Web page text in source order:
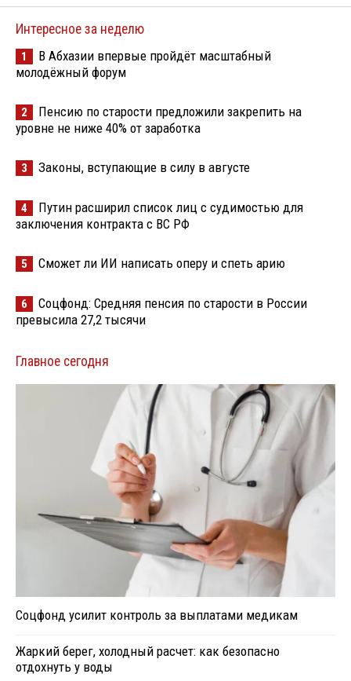
Интересное за неделю
1
В Абхазии впервые пройдёт масштабный
молодёжный форум
2
Пенсию по старости предложили закрепить на
уровне не ниже 40% от заработка
3 Законы, вступающие в силу в августе
4
Путин расширил список лиц с судимостью для
заключения контракта с ВС РФ
5 Сможет ли ИИ написать оперу и спеть арию
6
Соцфонд: Средняя пенсия по старости в России
превысила 27,2 тысячи
Главное сегодня
Соцфонд усилит контроль за выплатами медикам
Жаркий берег, холодный расчет: как безопасно
отдохнуть у воды